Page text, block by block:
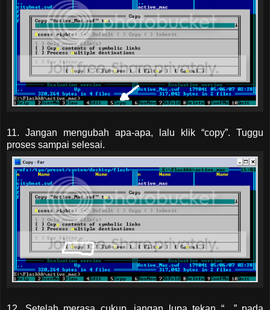
11. Jangan mengubah apa-apa, lalu klik “copy”. Tuggu
proses sampai selesai.